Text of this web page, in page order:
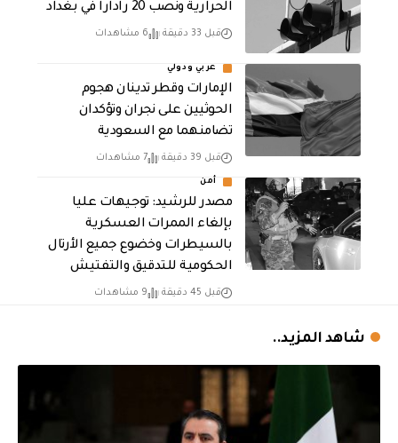
الحرارية ونصب 20 راداراً في بغداد
قبل 33 دقيقة 6 مشاهدات
عربي ودولي
الإمارات وقطر تدينان هجوم
الحوثيين على نجران وتؤكدان
تضامنهما مع السعودية
قبل 39 دقيقة 7 مشاهدات
أمن
مصدر للرشيد: توجيهات عليا
بإلغاء الممرات العسكرية
بالسيطرات وخضوع جميع الأرتال
الحكومية للتدقيق والتفتيش
قبل 45 دقيقة 9 مشاهدات
شاهد المزيد..